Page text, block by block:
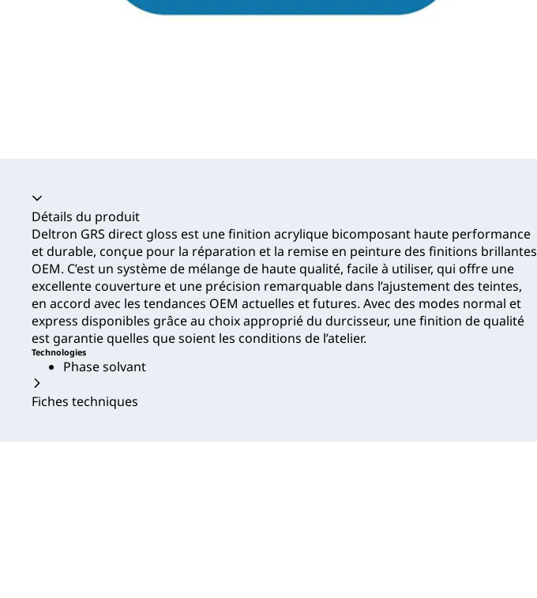
Accordéon fermé
Détails du produit
Deltron GRS direct gloss est une finition acrylique bicomposant haute performance
et durable, conçue pour la réparation et la remise en peinture des finitions brillantes
OEM. C’est un système de mélange de haute qualité, facile à utiliser, qui offre une
excellente couverture et une précision remarquable dans l’ajustement des teintes,
en accord avec les tendances OEM actuelles et futures. Avec des modes normal et
express disponibles grâce au choix approprié du durcisseur, une finition de qualité
est garantie quelles que soient les conditions de l’atelier.
Technologies
Phase solvant
Fiches techniques